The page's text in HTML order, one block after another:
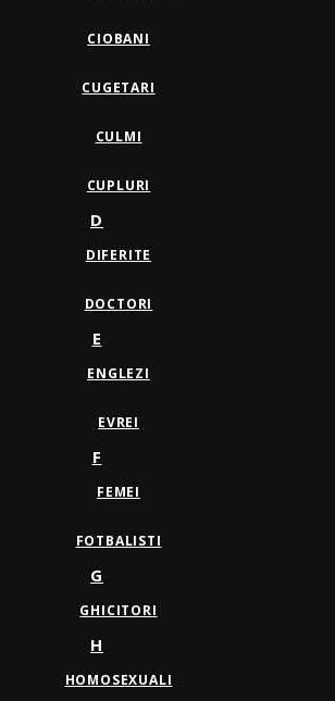
CIOBANI
CUGETARI
CULMI
CUPLURI
D
DIFERITE
DOCTORI
E
ENGLEZI
EVREI
F
FEMEI
FOTBALISTI
G
GHICITORI
H
HOMOSEXUALI